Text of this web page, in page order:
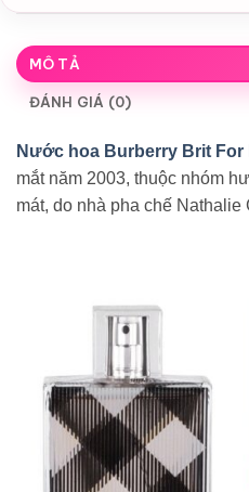
MÔ TẢ
ĐÁNH GIÁ (0)
Nước hoa Burberry Brit For
mắt năm 2003, thuộc nhóm
mát, do nhà pha chế Nathalie